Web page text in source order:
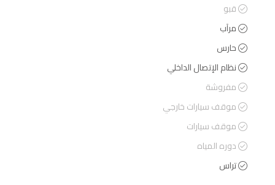
قبو
مرآب
حارس
نظام الإتصال الداخلي
مفروشة
موقف سيارات خارجي
موقف سيارات
دوره المياه
تراس